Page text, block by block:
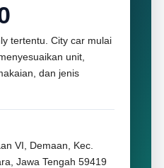
tertentu. City car mulai
unit,
dan jenis
VI, Demaan, Kec.
Jawa Tengah 59419